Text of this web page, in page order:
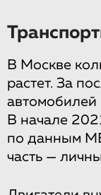
В Москве
растет. За
В начале
по данным
часть —